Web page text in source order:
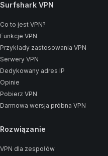
Surfshark VPN
Co to jest VPN?
Funkcje VPN
Przykłady zastosowania VPN
Serwery VPN
Dedykowany adres IP
Opinie
Pobierz VPN
Darmowa wersja próbna VPN
Rozwiązanie
VPN dla zespołów